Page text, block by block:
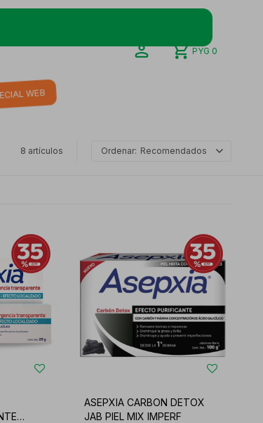
WEB
PYG 0
8 artículos Recomendados
ASEPXIA CARBON DETOX
JAB PIEL MIX IMPERF